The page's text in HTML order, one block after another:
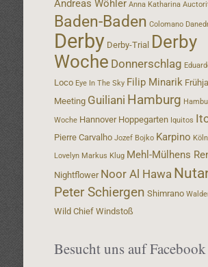
Andreas Wöhler Anna Katharina
Baden-Baden Colomano
Derby Derby-Trial Derby
Woche Donnerschlag
Loco Eye In The Sky Filip Minarik
Meeting Guiliani Hamburg
Woche Hannover Hoppegarten Iquitos
Pierre Carvalho Jozef Bojko Karpino Köln
Lovelyn Markus Klug Mehl-Mülhens
Nightflower Noor Al Hawa
Peter Schiergen Shimrano
Wild Chief Windstoß
Besucht uns auf Facebook